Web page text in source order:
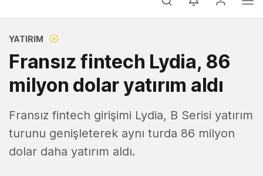
YATIRIM
Fransız fintech Lydia, 86
milyon dolar yatırım aldı
Fransız fintech girişimi Lydia, B Serisi yatırım
turunu genişleterek aynı turda 86 milyon
dolar daha yatırım aldı.